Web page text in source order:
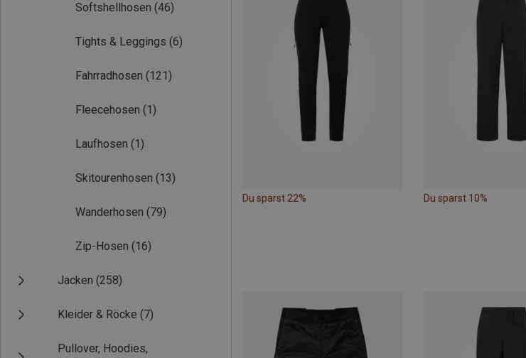
Softshellhosen (46)
Tights & Leggings (6)
Fahrradhosen (121)
Fleecehosen (1)
Laufhosen (1)
Skitourenhosen (13)
Wanderhosen (79)
Zip-Hosen (16)
Jacken (258)
Kleider & Röcke (7)
Pullover, Hoodies,
Du sparst 22% Du sparst 10%